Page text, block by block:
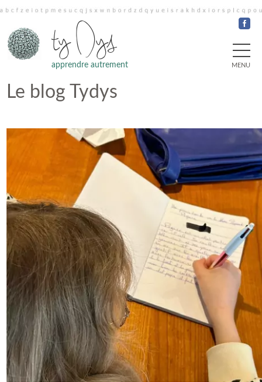
ty Dys
apprendre autrement MENU
Le blog Tydys